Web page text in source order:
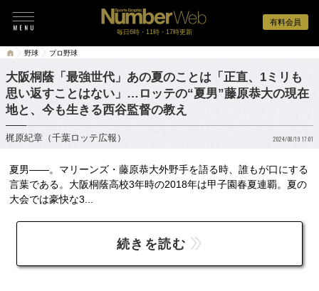
有料会員
毎日6時・11時・17時更新
野球 プロ野球
大阪桐蔭「最強世代」あの夏のことは「正直、1ミリも
思い返すことはない」…ロッテの“夏男”藤原恭大の現在
地と、今も生きる西谷監督の教え
梶原紀章（千葉ロッテ広報） 2024/08/19 17:01
夏男――。マリーンズ・藤原恭大外野手を語る時、誰もが口にする
言葉である。大阪桐蔭高校3年時の2018年は甲子園春夏連覇。夏の
大会では豪快な3...
続きを読む